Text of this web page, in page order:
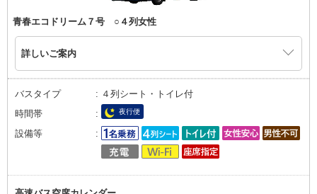
青春エコドリーム７号 ○４列女性
詳しいご案内
バスタイプ
４列シート・トイレ付
時間帯
夜行便
設備等